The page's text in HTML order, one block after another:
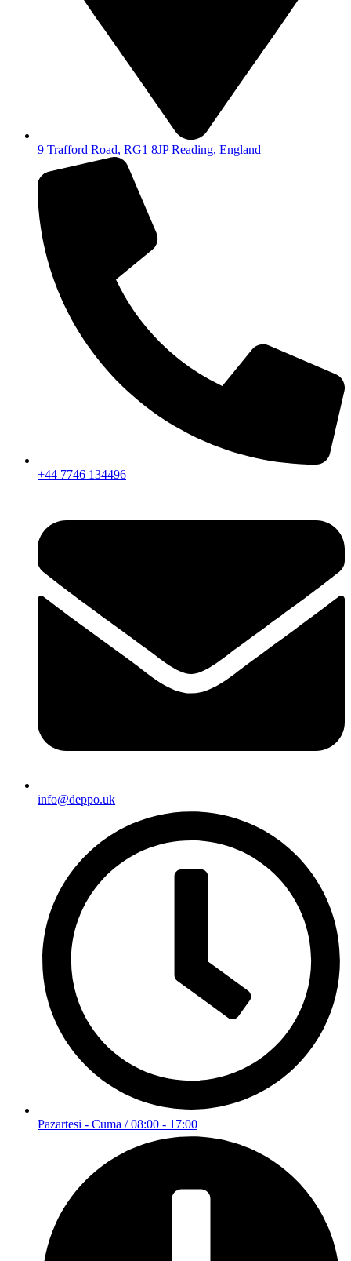
9 Trafford Road, RG1 8JP Reading, England
+44 7746 134496
info@deppo.uk
Pazartesi - Cuma / 08:00 - 17:00